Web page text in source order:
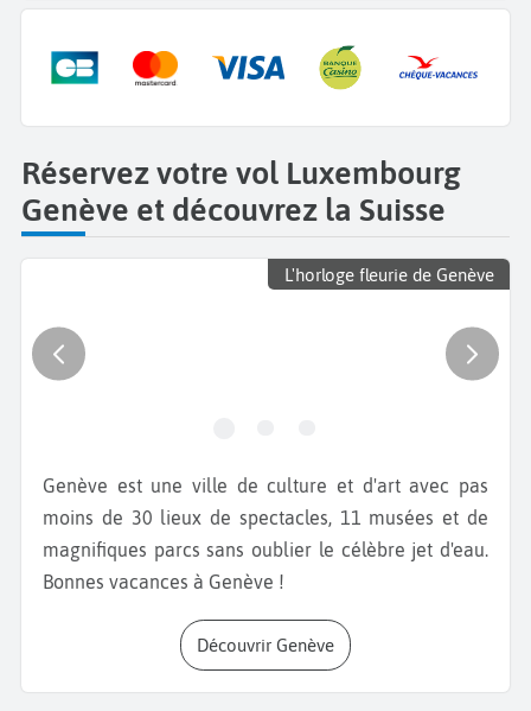
Réservez votre vol Luxembourg
Genève et découvrez la Suisse
L'horloge fleurie de Genève
Genève est une ville de culture et d'art avec pas
moins de 30 lieux de spectacles, 11 musées et de
magnifiques parcs sans oublier le célèbre jet d'eau.
Bonnes vacances à Genève !
Découvrir Genève